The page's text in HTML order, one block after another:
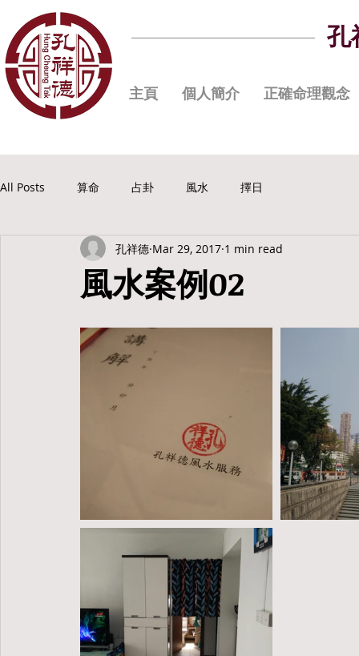
孔
主頁 個人簡介 正確命理觀念
All Posts 算命 占卦 風水 擇日
風水案例02
孔祥德 Mar 29, 2017 1 min read